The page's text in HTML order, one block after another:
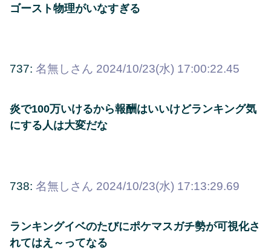
ゴースト物理がいなすぎる
737: 名無しさん 2024/10/23(水) 17:00:22.45
炎で100万いけるから報酬はいいけどランキング気
にする人は大変だな
738: 名無しさん 2024/10/23(水) 17:13:29.69
ランキングイベのたびにポケマスガチ勢が可視化さ
れてはえ～ってなる